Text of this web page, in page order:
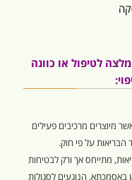
לטיפול או כוונה
מיוצרים מרכיבים פעילים
הבריאות על פי חוק.
מתייחס אך ורק לבטיחות
באסמכתא, הנוגעים לסגולות